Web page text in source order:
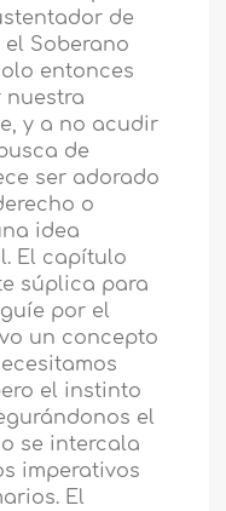
de
el Soberano
entonces
nuestra
y a no acudir
de
ser adorado
o
idea
El capítulo
súplica para
por el
un concepto
el instinto
el
se intercala
imperativos
El